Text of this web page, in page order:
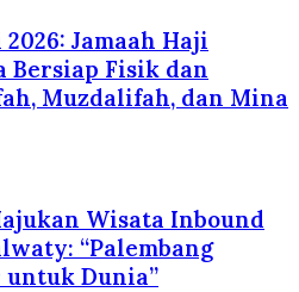
Jamaah Haji
Bersiap Fisik dan
Muzdalifah, dan Mina
Wisata Inbound
“Palembang
untuk Dunia”